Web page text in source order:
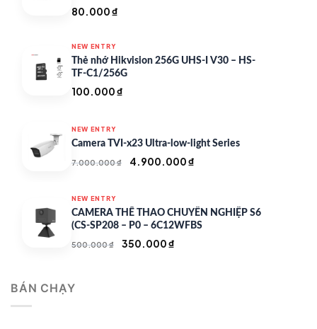
80.000₫
NEW ENTRY
Thẻ nhớ Hikvision 256G UHS-I V30 – HS-
TF-C1/256G
100.000₫
NEW ENTRY
Camera TVI-x23 Ultra-low-light Series
7.000.000₫
Giá
7.000.000 ₫.
4.900.000₫
là:
4.900.000 ₫.
NEW ENTRY
CAMERA THỂ THAO CHUYÊN NGHIỆP S6
(CS-SP208 – P0 – 6C12WFBS
500.000₫
Giá
350.000₫
BÁN CHẠY